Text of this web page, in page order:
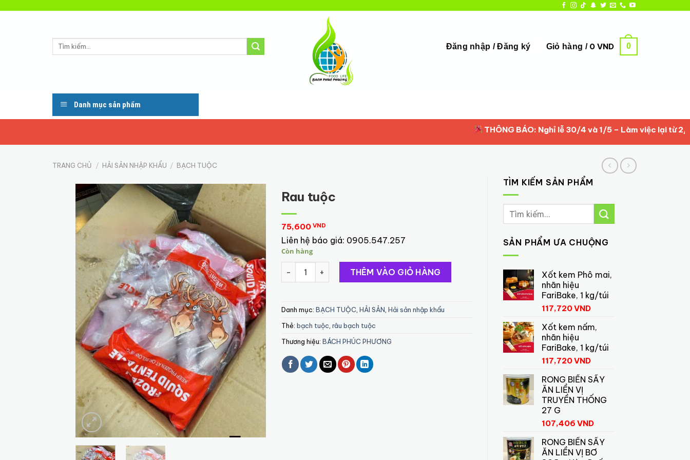
Tìm
Đăng nhập / Đăng ký Giỏ hàng / 0 VND 0
Danh mục sản phẩm
THÔNG BÁO: Nghỉ lễ 30/4 và 1/5 – Làm việc lại từ 2/5/
TRANG CHỦ / HẢI SẢN NHẬP KHẨU / BẠCH TUỘC
TÌM KIẾM SẢN PHẨM
Tìm
SẢN PHẨM ƯA CHUỘNG
Xốt kem Phô mai,
nhãn hiệu
FariBake, 1 kg/túi
117,720VND
Xốt kem nấm,
nhãn hiệu
FariBake, 1 kg/túi
117,720VND
RONG BIỂN SẤY
ĂN LIỀN VỊ
TRUYỀN THỐNG
27 G
107,406 VND
RONG BIỂN SẤY
ĂN LIỀN VỊ BƠ
Rau tuộc
75,600 VND
Liên hệ báo giá: 0905.547.257
Còn hàng
Rau tuộc số lượng
THÊM VÀO GIỎ HÀNG
Danh mục: BẠCH TUỘC HẢI SẢN Hải sản nhập khẩu
Thẻ: bạch tuộc râu bạch tuộc
Thương hiệu: BÁCH PHÚC PHƯƠNG